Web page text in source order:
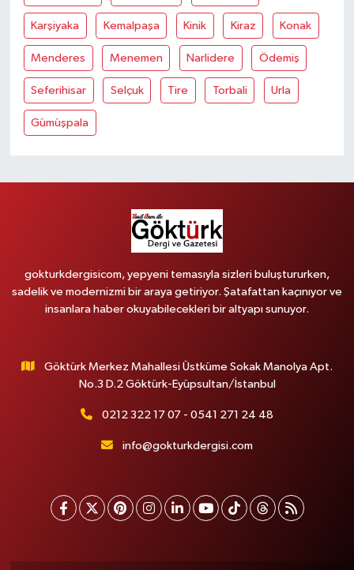
Karşiyaka Kemalpaşa Kinik Kiraz Konak
Menderes Menemen Narlidere Ödemiş
Seferihisar Selçuk Tire Torbali Urla
Gümüşpala
gokturkdergisicom, yepyeni temasıyla sizleri buluştururken,
sadelik ve modernizmi bir araya getiriyor. Şatafattan kaçınıyor ve
insanlara haber okuyabilecekleri bir altyapı sunuyor.
Göktürk Merkez Mahallesi Üstküme Sokak Manolya Apt.
No.3 D.2 Göktürk-Eyüpsultan/İstanbul
0212 322 17 07 - 0541 271 24 48
info@gokturkdergisi.com